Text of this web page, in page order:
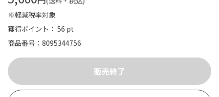
※軽減税率対象
獲得ポイント： 56 pt
商品番号
8095344756